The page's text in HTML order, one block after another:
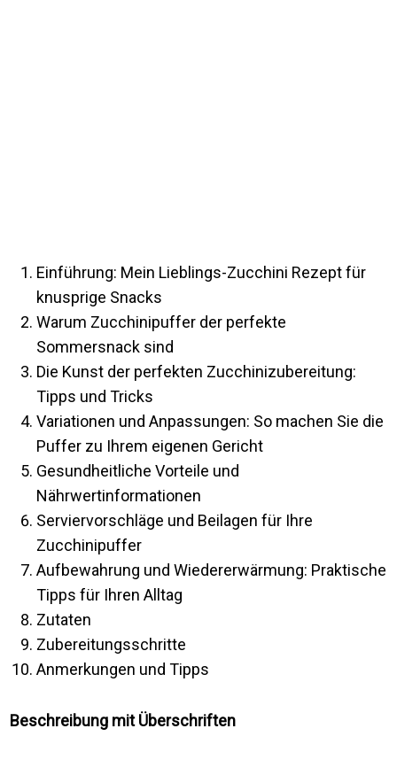
Einführung: Mein Lieblings-Zucchini Rezept für
knusprige Snacks
Warum Zucchinipuffer der perfekte
Sommersnack sind
Die Kunst der perfekten Zucchinizubereitung:
Tipps und Tricks
Variationen und Anpassungen: So machen Sie die
Puffer zu Ihrem eigenen Gericht
Gesundheitliche Vorteile und
Nährwertinformationen
Serviervorschläge und Beilagen für Ihre
Zucchinipuffer
Aufbewahrung und Wiedererwärmung: Praktische
Tipps für Ihren Alltag
Zutaten
Zubereitungsschritte
Anmerkungen und Tipps
Beschreibung mit Überschriften